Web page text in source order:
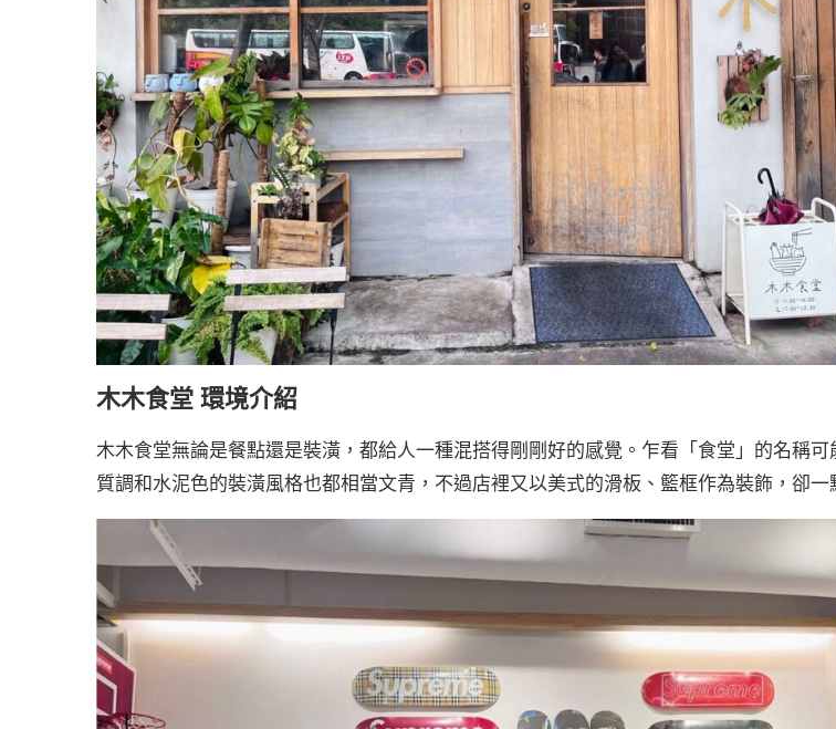
木木食堂 環境介紹
木木食堂無論是餐點還是裝潢，都給人一種混搭得剛剛好的感覺。乍看「食堂」的名稱
質調和水泥色的裝潢風格也都相當文青，不過店裡又以美式的滑板、籃框作為裝飾，卻一